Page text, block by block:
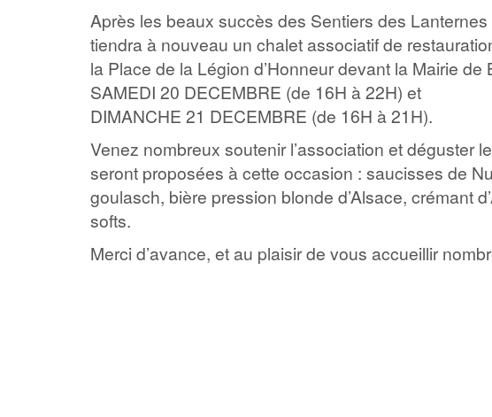
Après les beaux succès des Sentiers des
tiendra à nouveau un chalet associatif de
la Place de la Légion d’Honneur devant la Mairie de
SAMEDI 20 DECEMBRE (de 16H à 22H) et
DIMANCHE 21 DECEMBRE (de 16H à 21H).
Venez nombreux soutenir l’association et déguster
seront proposées à cette occasion : saucisses de
goulasch, bière pression blonde d’Alsace, crémant
softs.
Merci d’avance, et au plaisir de vous accueillir